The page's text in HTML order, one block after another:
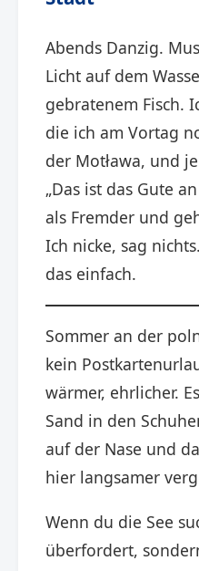
Abends Danzig.
Licht auf dem
gebratenem Fisch.
die ich am Vortag
der Motława, und
„Das ist das Gute
als Fremder und
Ich nicke, sag
das einfach.
Sommer an der
kein
wärmer, ehrlicher.
Sand in den
auf der Nase und
hier langsamer
Wenn du die See
überfordert,